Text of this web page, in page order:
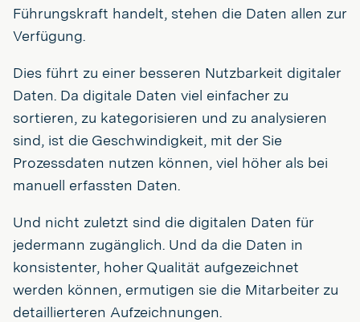
Führungskraft handelt, stehen die Daten allen zur
Verfügung.
Dies führt zu einer besseren Nutzbarkeit digitaler
Daten. Da digitale Daten viel einfacher zu
sortieren, zu kategorisieren und zu analysieren
sind, ist die Geschwindigkeit, mit der Sie
Prozessdaten nutzen können, viel höher als bei
manuell erfassten Daten.
Und nicht zuletzt sind die digitalen Daten für
jedermann zugänglich. Und da die Daten in
konsistenter, hoher Qualität aufgezeichnet
werden können, ermutigen sie die Mitarbeiter zu
detaillierteren Aufzeichnungen.